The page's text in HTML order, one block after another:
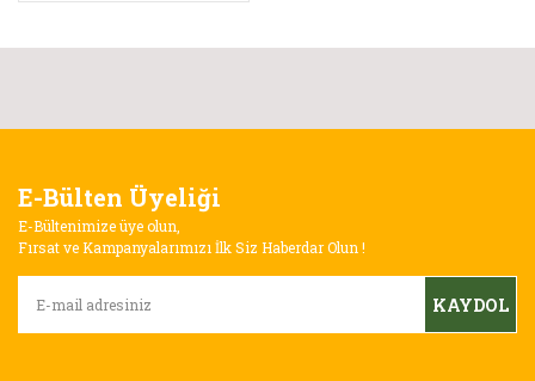
E-Bülten Üyeliği
E-Bültenimize üye olun,
Fırsat ve Kampanyalarımızı İlk Siz Haberdar Olun !
KAYDOL